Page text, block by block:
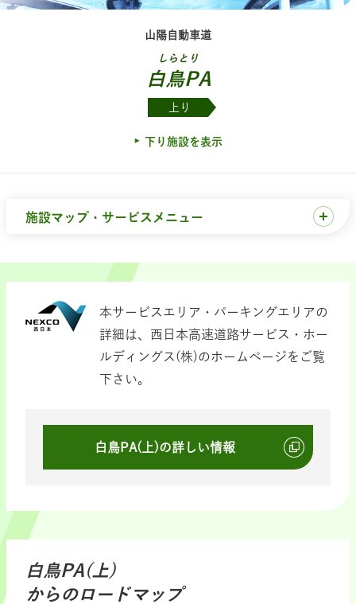
山陽自動車道
しらとり
白鳥PA
上り
下り施設を表示
施設マップ・サービスメニュー
本サービスエリア・パーキングエリアの
詳細は、西日本高速道路サービス・ホー
ルディングス(株)のホームページをご覧
下さい。
白鳥PA(上)の詳しい情報
白鳥PA(上)
からのロードマップ